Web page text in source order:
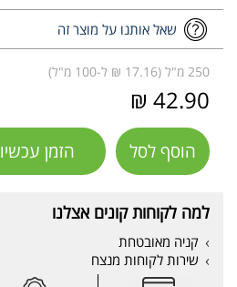
שאל אותנו על מוצר זה
250 מ"ל (17.16 ₪ ל-100 מ"ל)
42.90 ₪
הוסף לסל הזמן עכשיו
למה לקוחות קונים אצלנו
קניה מאובטחת
שירות לקוחות מנצח